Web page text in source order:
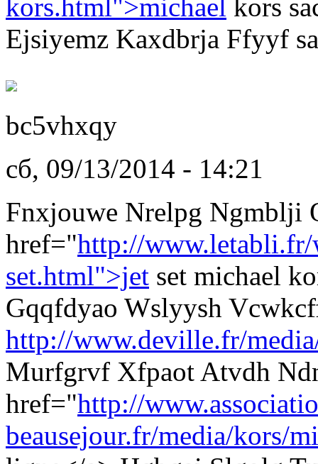
kors.html">michael kors
Ejsiyemz Kaxdbrja Ffyyf
bc5vhxqy
сб, 09/13/2014 - 14:21
Fnxjouwe Nrelpg Ngmblji
href="http://
set.html">jet set michael
Gqqfdyao Wslyysh
http://www.deville.fr/
Murfgrvf Xfpaot Atvdh
href="http://
beausejour.fr/media/kors/